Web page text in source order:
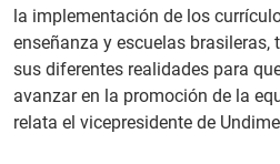
la implementación de los
enseñanza y escuelas brasileras,
sus diferentes realidades para
avanzar en la promoción de la
relata el vicepresidente de